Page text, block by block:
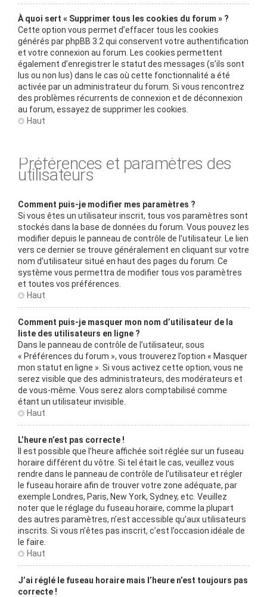
À quoi sert « Supprimer tous les cookies du forum » ?
Cette option vous permet d’effacer tous les cookies
générés par phpBB 3.2 qui conservent votre authentification
et votre connexion au forum. Les cookies permettent
également d’enregistrer le statut des messages (s’ils sont
lus ou non lus) dans le cas où cette fonctionnalité a été
activée par un administrateur du forum. Si vous rencontrez
des problèmes récurrents de connexion et de déconnexion
au forum, essayez de supprimer les cookies.
Haut
Préférences et paramètres des
utilisateurs
Comment puis-je modifier mes paramètres ?
Si vous êtes un utilisateur inscrit, tous vos paramètres sont
stockés dans la base de données du forum. Vous pouvez les
modifier depuis le panneau de contrôle de l’utilisateur. Le lien
vers ce dernier se trouve généralement en cliquant sur votre
nom d’utilisateur situé en haut des pages du forum. Ce
système vous permettra de modifier tous vos paramètres
et toutes vos préférences.
Haut
Comment puis-je masquer mon nom d’utilisateur de la
liste des utilisateurs en ligne ?
Dans le panneau de contrôle de l’utilisateur, sous
« Préférences du forum », vous trouverez l’option « Masquer
mon statut en ligne ». Si vous activez cette option, vous ne
serez visible que des administrateurs, des modérateurs et
de vous-même. Vous serez alors comptabilisé comme
étant un utilisateur invisible.
Haut
L’heure n’est pas correcte !
Il est possible que l’heure affichée soit réglée sur un fuseau
horaire différent du vôtre. Si tel était le cas, veuillez vous
rendre dans le panneau de contrôle de l’utilisateur et régler
le fuseau horaire afin de trouver votre zone adéquate, par
exemple Londres, Paris, New York, Sydney, etc. Veuillez
noter que le réglage du fuseau horaire, comme la plupart
des autres paramètres, n’est accessible qu’aux utilisateurs
inscrits. Si vous n’êtes pas inscrit, c’est l’occasion idéale de
le faire.
Haut
J’ai réglé le fuseau horaire mais l’heure n’est toujours pas
correcte !